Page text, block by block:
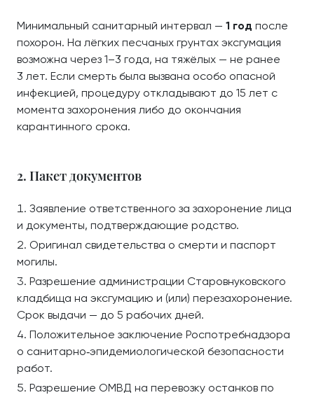
Минимальный санитарный интервал — 1 год после
похорон. На лёгких песчаных грунтах эксгумация
возможна через 1–3 года, на тяжёлых — не ранее
3 лет. Если смерть была вызвана особо опасной
инфекцией, процедуру откладывают до 15 лет с
момента захоронения либо до окончания
карантинного срока.
2. Пакет документов
Заявление ответственного за захоронение лица
и документы, подтверждающие родство.
Оригинал свидетельства о смерти и паспорт
могилы.
Разрешение администрации Старовнуковского
кладбища на эксгумацию и (или) перезахоронение.
Срок выдачи — до 5 рабочих дней.
Положительное заключение Роспотребнадзора
о санитарно‑эпидемиологической безопасности
работ.
Разрешение ОМВД на перевозку останков по